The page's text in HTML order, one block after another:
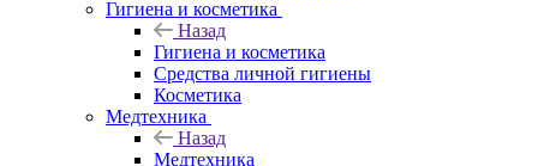
Гигиена и косметика
Назад
Гигиена и косметика
Средства личной гигиены
Косметика
Медтехника
Назад
Медтехника